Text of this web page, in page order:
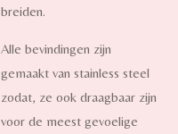
breiden.
Alle bevindingen zijn
gemaakt van stainless steel
zodat, ze ook draagbaar zijn
voor de meest gevoelige